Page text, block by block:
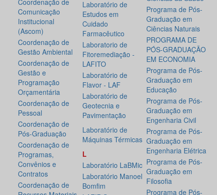
Coordenação de
Comunicação
Institucional
(Ascom)
Coordenação de
Gestão Ambiental
Coordenação de
Gestão e
Programação
Orçamentária
Coordenação de
Pessoal
Coordenação de
Pós-Graduação
Coordenação de
Programas,
Convênios e
Contratos
Coordenação de
Laboratório de
Estudos em
Cuidado
Farmacêutico
Laboratorio de
Fitoremediação -
LAFITO
Laboratório de
Flavor - LAF
Laboratório de
Geotecnia e
Pavimentação
Laboratório de
Máquinas Térmicas
L
Laboratório LaBMic
Laboratório Manoel
Bomfim
Programa de Pós-
Graduação em
Ciências Naturais
PROGRAMA DE
PÓS-GRADUAÇÃO
EM ECONOMIA
Programa de Pós-
Graduação em
Educação
Programa de Pós-
Graduação em
Engenharia Civil
Programa de Pós-
Graduação em
Engenharia Elétrica
Programa de Pós-
Graduação em
Filosofia
Programa de Pós-